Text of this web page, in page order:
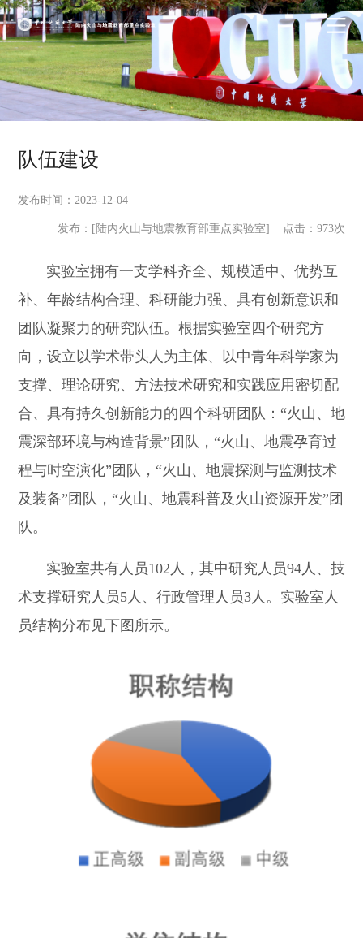
队伍建设
发布时间：2023-12-04
发布：[陆内火山与地震教育部重点实验室] 点击：973次
实验室拥有一支学科齐全、规模适中、优势互
补、年龄结构合理、科研能力强、具有创新意识和
团队凝聚力的研究队伍。根据实验室四个研究方
向，设立以学术带头人为主体、以中青年科学家为
支撑、理论研究、方法技术研究和实践应用密切配
合、具有持久创新能力的四个科研团队：“火山、地
震深部环境与构造背景”团队，“火山、地震孕育过
程与时空演化”团队，“火山、地震探测与监测技术
及装备”团队，“火山、地震科普及火山资源开发”团
队。
实验室共有人员102人，其中研究人员94人、技
术支撑研究人员5人、行政管理人员3人。实验室人
员结构分布见下图所示。